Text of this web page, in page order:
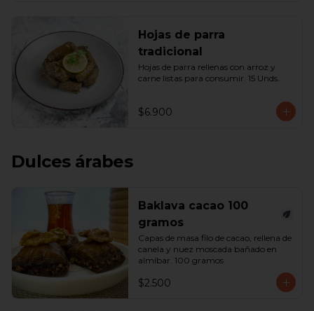
Hojas de parra
tradicional
Hojas de parra rellenas con arroz y
carne listas para consumir. 15 Unds.
$6.900
Dulces árabes
Baklava cacao 100
gramos
Capas de masa filo de cacao, rellena de
canela y nuez moscada bañado en
almíbar. 100 gramos
$2.500